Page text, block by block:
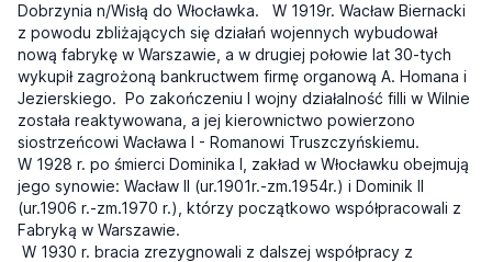
Dobrzynia n/Wisłą do Włocławka. W 1919r. Wacław Biernacki
z powodu zbliżających się działań wojennych wybudował
nową fabrykę w Warszawie, a w drugiej połowie lat 30-tych
wykupił zagrożoną bankructwem firmę organową A. Homana i
Jezierskiego. Po zakończeniu I wojny działalność filli w Wilnie
została reaktywowana, a jej kierownictwo powierzono
siostrzeńcowi Wacława I - Romanowi Truszczyńskiemu.
W 1928 r. po śmierci Dominika I, zakład w Włocławku obejmują
jego synowie: Wacław II (ur.1901r.-zm.1954r.) i Dominik II
(ur.1906 r.-zm.1970 r.), którzy początkowo współpracowali z
Fabryką w Warszawie.
W 1930 r. bracia zrezygnowali z dalszej współpracy z